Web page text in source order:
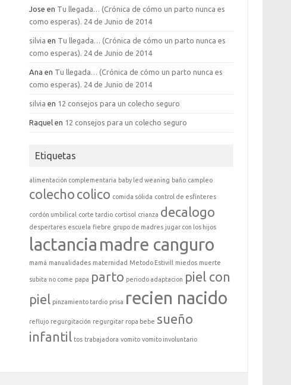
Jose en Tu llegada… (Crónica de cómo un parto nunca es
como esperas). 24 de Junio de 2014
silvia en Tu llegada… (Crónica de cómo un parto nunca es
como esperas). 24 de Junio de 2014
Ana en Tu llegada… (Crónica de cómo un parto nunca es
como esperas). 24 de Junio de 2014
silvia en 12 consejos para un colecho seguro
Raquel en 12 consejos para un colecho seguro
Etiquetas
alimentación complementaria baby led weaning baño campleo
colecho colico comida sólida control de esfínteres
cordón umbilical corte tardio cortisol crianza decalogo
despertares escuela fiebre grupo de madres jugar con los hijos
lactancia madre canguro
mamá manualidades maternidad Metodo Estivill miedos muerte
subita no come papa parto periodo adaptacion piel con
piel pinzamiento tardio prisa recien nacido
reflujo regurgitación regurgitar ropa bebe sueño
infantil tos trabajadora vomito vomito involuntario